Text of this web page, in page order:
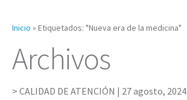
Inicio » Etiquetados: "Nueva era de la medicina"
Archivos
CALIDAD DE ATENCIÓN | 27 agosto, 2024